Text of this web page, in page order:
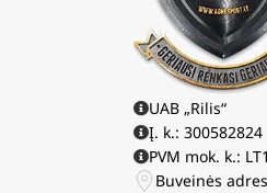
UAB „Rilis“
Į. k.: 300582824
PVM mok. k.:
Buveinės